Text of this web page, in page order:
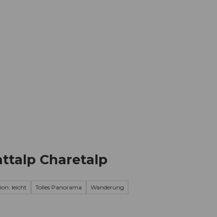
Charetalp
leicht Tolles Panorama Wanderung